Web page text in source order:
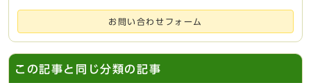
お問い合わせフォーム
この記事と同じ分類の記事